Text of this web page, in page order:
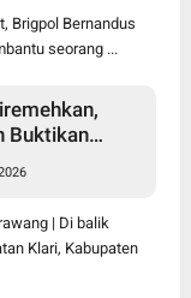
Brigpol Bernandus
seorang ...
Buktikan
| Di balik
Klari, Kabupaten